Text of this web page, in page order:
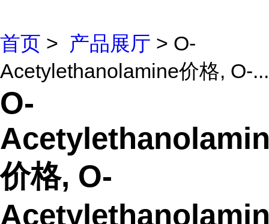
首页 > 产品展厅 > O-
Acetylethanolamine价格, O-...
O-
价格, O-